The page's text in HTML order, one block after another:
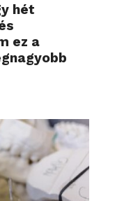
hét
ez a